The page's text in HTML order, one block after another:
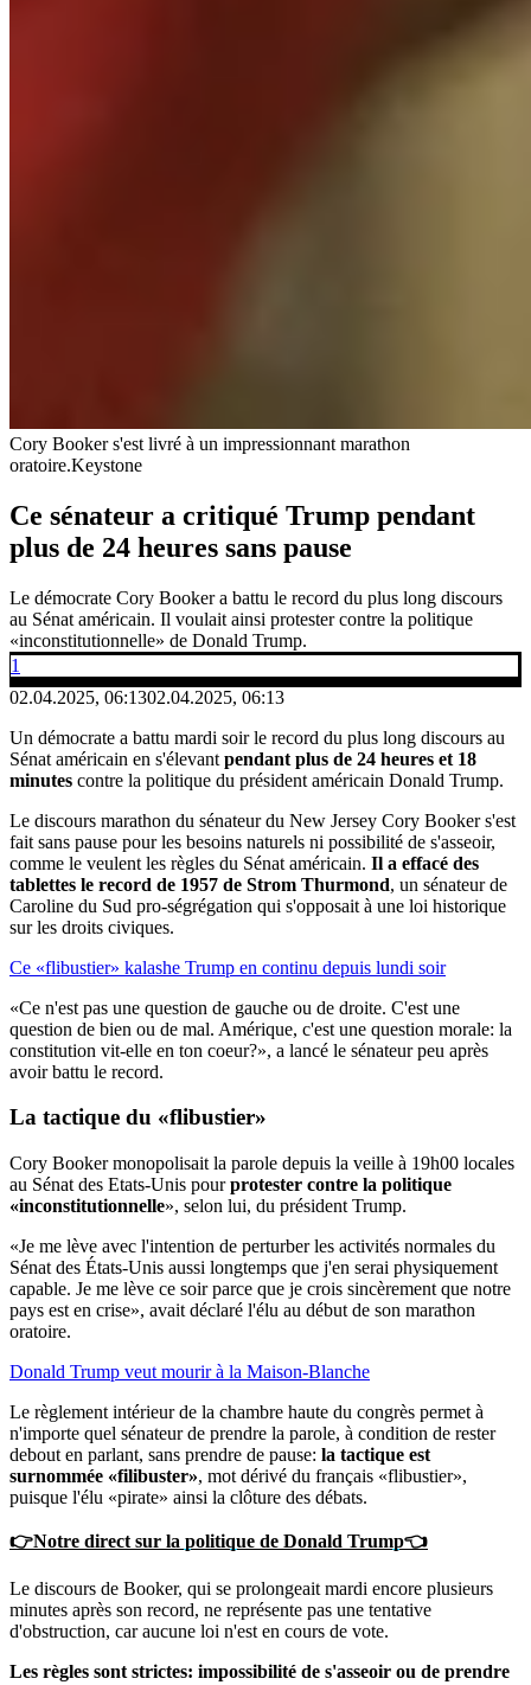
Cory Booker s'est livré à un impressionnant marathon
oratoire.Keystone
Ce sénateur a critiqué Trump pendant
plus de 24 heures sans pause
Le démocrate Cory Booker a battu le record du plus long discours
au Sénat américain. Il voulait ainsi protester contre la politique
«inconstitutionnelle» de Donald Trump.
1
02.04.2025, 06:1302.04.2025, 06:13
Un démocrate a battu mardi soir le record du plus long discours au
Sénat américain en s'élevant pendant plus de 24 heures et 18
minutes contre la politique du président américain Donald Trump.
Le discours marathon du sénateur du New Jersey Cory Booker s'est
fait sans pause pour les besoins naturels ni possibilité de s'asseoir,
comme le veulent les règles du Sénat américain. Il a effacé des
tablettes le record de 1957 de Strom Thurmond, un sénateur de
Caroline du Sud pro-ségrégation qui s'opposait à une loi historique
sur les droits civiques.
Ce «flibustier» kalashe Trump en continu depuis lundi soir
«Ce n'est pas une question de gauche ou de droite. C'est une
question de bien ou de mal. Amérique, c'est une question morale: la
constitution vit-elle en ton coeur?», a lancé le sénateur peu après
avoir battu le record.
La tactique du «flibustier»
Cory Booker monopolisait la parole depuis la veille à 19h00 locales
au Sénat des Etats-Unis pourprotester contre la politique
«inconstitutionnelle», selon lui, du président Trump.
«Je me lève avec l'intention de perturber les activités normales du
Sénat des États-Unis aussi longtemps que j'en serai physiquement
capable. Je me lève ce soir parce que je crois sincèrement que notre
pays est en crise», avait déclaré l'élu au début de son marathon
oratoire.
Donald Trump veut mourir à la Maison-Blanche
Le règlement intérieur de la chambre haute du congrès permet à
n'importe quel sénateur de prendre la parole, à condition de rester
debout en parlant, sans prendre de pause: la tactique est
surnommée «filibuster», mot dérivé du français «flibustier»,
puisque l'élu «pirate» ainsi la clôture des débats.
👉Notre direct sur la politique de Donald Trump👈
Le discours de Booker, qui se prolongeait mardi encore plusieurs
minutes après son record, ne représente pas une tentative
d'obstruction, car aucune loi n'est en cours de vote.
Les règles sont strictes: impossibilité de s'asseoir ou de prendre